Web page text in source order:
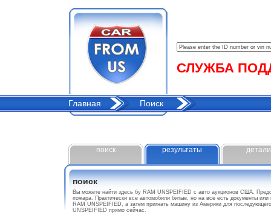
СЛУЖБА
Главная Поиск
поиск результаты детали
поиск
Вы можете найти здесь бу RAM UNSPEIFIED с авто аукционов США.
пожара. Практически все автомобили битые, но на все есть документы
RAM UNSPEIFIED, а затем пригнать машину из Америки для
UNSPEIFIED прямо сейчас.